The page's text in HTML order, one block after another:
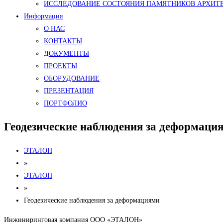
ИССЛЕДОВАНИЕ СОСТОЯНИЯ ПАМЯТНИКОВ
Информация
О НАС
КОНТАКТЫ
ДОКУМЕНТЫ
ПРОЕКТЫ
ОБОРУДОВАНИЕ
ПРЕЗЕНТАЦИЯ
ПОРТФОЛИО
Геодезические наблюдения за
ЭТАЛОН
»
ЭТАЛОН
»
Геодезические наблюдения за деформациями
Инжиниринговая компания ООО «ЭТАЛОН»